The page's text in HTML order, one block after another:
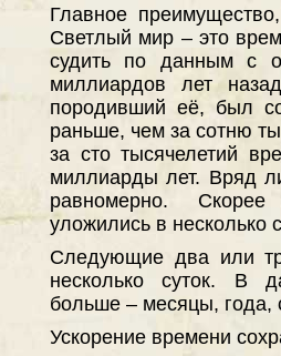
Главное
Светлый мир – это
судить по данным с
миллиардов лет
породивший её, был
раньше, чем за сотню
за сто тысячелетий
миллиарды лет. Вряд
равномерно.
уложились в несколько
Следующие два или
несколько суток. В
больше – месяцы, года,
Ускорение времени